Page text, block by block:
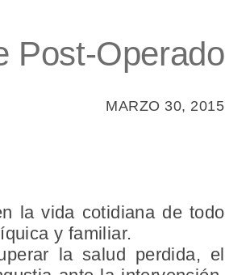
Post-Operado
MARZO 30, 2015
la vida cotidiana de todo
y familiar.
la salud perdida, el